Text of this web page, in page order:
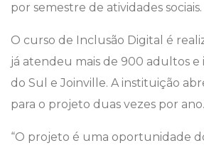
por semestre de atividades sociais.
O curso de Inclusão Digital é
já atendeu mais de 900 adultos e
do Sul e Joinville. A instituição
para o projeto duas vezes por ano.
“O projeto é uma oportunidade